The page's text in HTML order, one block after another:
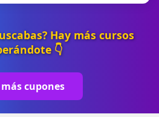
Hay más cursos
👇
cupones